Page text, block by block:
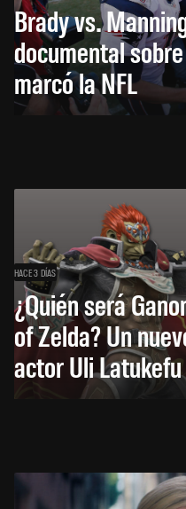
Brady vs.
documental
marcó la NFL
HACE 3 DÍAS
¿Quién será
of Zelda? Un
actor Uli Latukefu